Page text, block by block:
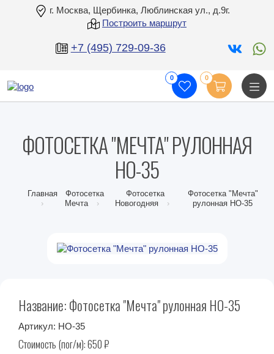
г. Москва, Щербинка, Люблинская ул., д.9г.
Построить маршрут
+7 (495) 729-09-36
0 0
ФОТОСЕТКА "МЕЧТА" РУЛОННАЯ
НО-35
Главная
Фотосетка
Мечта
Фотосетка
Новогодняя
Фотосетка "Мечта"
рулонная НО-35
Название: Фотосетка "Мечта" рулонная НО-35
Артикул: НО-35
Стоимость (пог/м):650₽